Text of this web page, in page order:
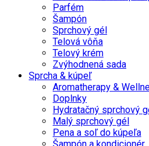
Parfém
Šampón
Sprchový gél
Telová vôňa
Telový krém
Zvýhodnená sada
Sprcha & kúpeľ
Aromatherapy &
Doplnky
Hydratačný sprchový
Malý sprchový gél
Pena a soľ do kúpeľa